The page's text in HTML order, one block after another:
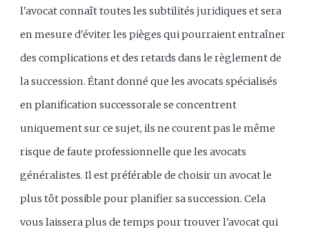
l'avocat connaît toutes les subtilités juridiques et sera
en mesure d'éviter les pièges qui pourraient entraîner
des complications et des retards dans le règlement de
la succession. Étant donné que les avocats spécialisés
en planification successorale se concentrent
uniquement sur ce sujet, ils ne courent pas le même
risque de faute professionnelle que les avocats
généralistes. Il est préférable de choisir un avocat le
plus tôt possible pour planifier sa succession. Cela
vous laissera plus de temps pour trouver l'avocat qui